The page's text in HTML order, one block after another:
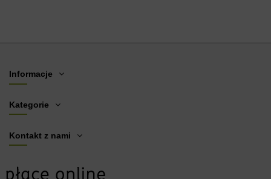
Informacje
Kategorie
Kontakt z nami